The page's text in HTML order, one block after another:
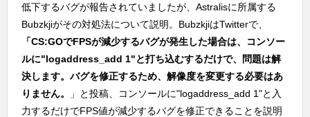
低下するバグが報告されていましたが、Astralisに所属する
Bubzkjiがその対処法について説明。BubzkjiはTwitterで、
「CS:GOでFPSが減少するバグが発生した場合は、コンソー
ルに"logaddress_add 1"と打ち込むするだけで、問題は解
決します。バグを修正するため、解像度を変更する必要はあ
りません。
」と投稿、コンソールに"logaddress_add 1"と入
力するだけでFPS値が減少するバグを修正できることを説明